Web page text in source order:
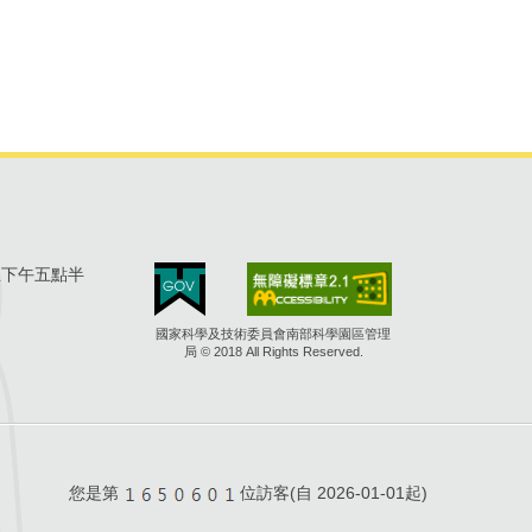
午五點半
國家科學及技術委員會南部科學園區管理
局 © 2018 All Rights Reserved.
您是第 位訪客(自 2026-01-01起)